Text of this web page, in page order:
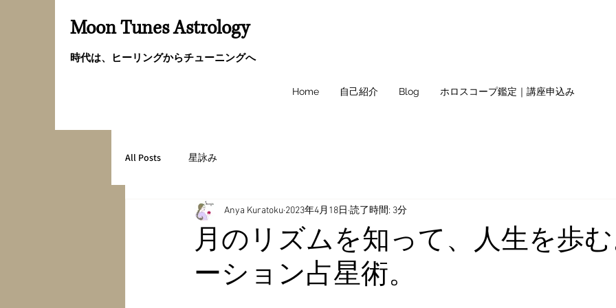
Moon Tunes Astrology
時代は、ヒーリングからチューニングへ
Home 自己紹介 Blog ホロスコープ鑑定｜講座申込み
All Posts 星詠み
月のリズムを知って、人生を歩
ーション占星術。
Anya Kuratoku 2023年4月18日 読了時間: 3分